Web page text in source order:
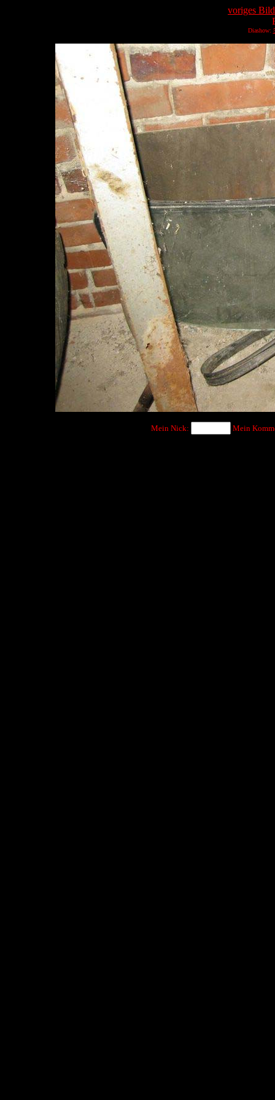
voriges Bild
Diashow:
Mein Nick: Mein